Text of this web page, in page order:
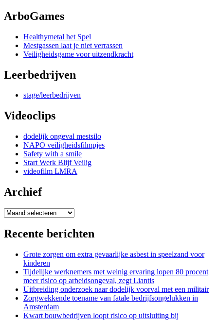
ArboGames
Healthymetal het Spel
Mestgassen laat je niet verrassen
Veiligheidsgame voor uitzendkracht
Leerbedrijven
stage/leerbedrijven
Videoclips
dodelijk ongeval mestsilo
NAPO veiligheidsfilmpjes
Safety with a smile
Start Werk Blijf Veilig
videofilm LMRA
Archief
Archief
Recente berichten
Grote zorgen om extra gevaarlijke asbest in speelzand voor
kinderen
Tijdelijke werknemers met weinig ervaring lopen 80 procent
meer risico op arbeidsongeval, zegt Liantis
Uitbreiding onderzoek naar dodelijk voorval met een militair
Zorgwekkende toename van fatale bedrijfsongelukken in
Amsterdam
Kwart bouwbedrijven loopt risico op uitsluiting bij